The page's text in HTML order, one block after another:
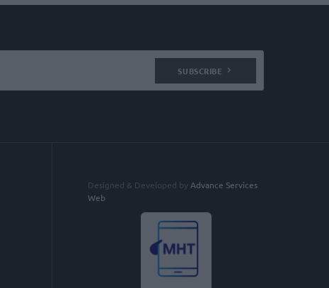
SUBSCRIBE
Designed & Developed by Advance Services
Web